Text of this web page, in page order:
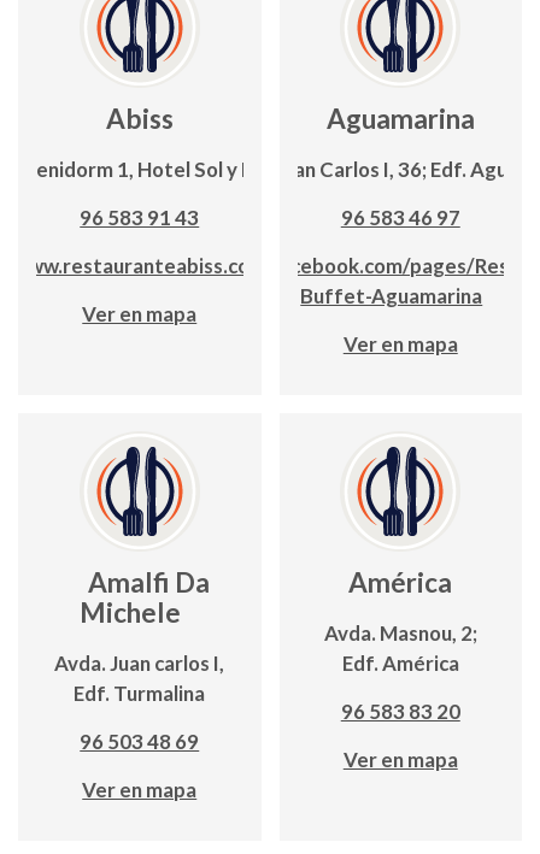
Abiss
C/Benidorm 1, Hotel Sol y Mar
96 583 91 43
www.restauranteabiss.com
Ver en mapa
Aguamarina
Avda. Juan Carlos I, 36; Edf.
96 583 46 97
www.facebook.com/pages/
Buffet-Aguamarina
Ver en mapa
Amalfi Da
Michele
Avda. Juan carlos I,
Edf. Turmalina
96 503 48 69
Ver en mapa
América
Avda. Masnou, 2;
Edf. América
96 583 83 20
Ver en mapa